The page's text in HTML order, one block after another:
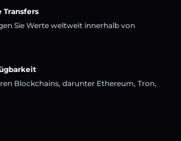
Transfers
Sie Werte weltweit innerhalb von
Blockchains, darunter Ethereum, Tron,